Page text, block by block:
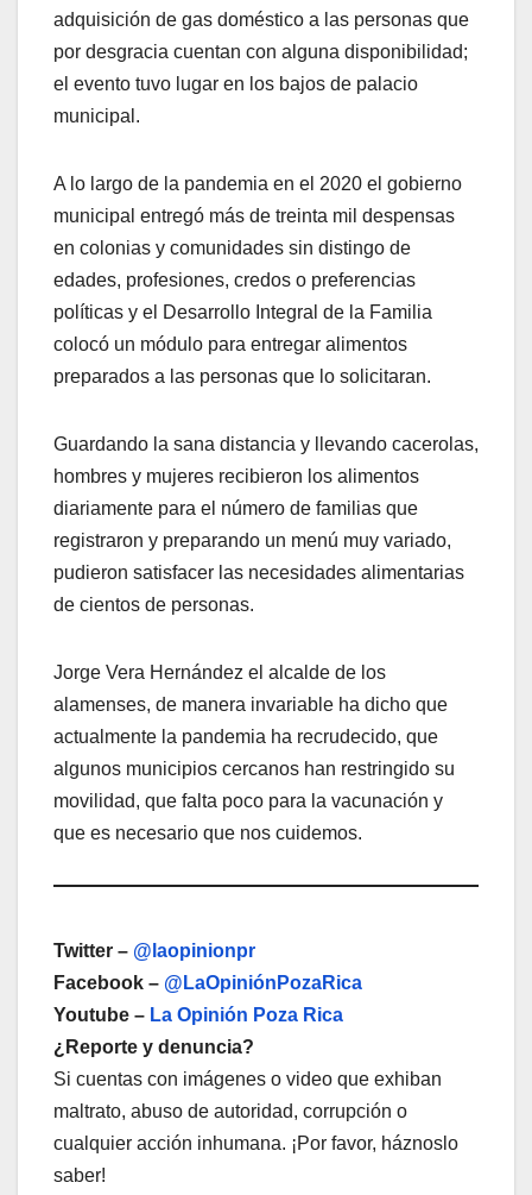
adquisición de gas doméstico a las personas que
por desgracia cuentan con alguna disponibilidad;
el evento tuvo lugar en los bajos de palacio
municipal.
A lo largo de la pandemia en el 2020 el gobierno
municipal entregó más de treinta mil despensas
en colonias y comunidades sin distingo de
edades, profesiones, credos o preferencias
políticas y el Desarrollo Integral de la Familia
colocó un módulo para entregar alimentos
preparados a las personas que lo solicitaran.
Guardando la sana distancia y llevando cacerolas,
hombres y mujeres recibieron los alimentos
diariamente para el número de familias que
registraron y preparando un menú muy variado,
pudieron satisfacer las necesidades alimentarias
de cientos de personas.
Jorge Vera Hernández el alcalde de los
alamenses, de manera invariable ha dicho que
actualmente la pandemia ha recrudecido, que
algunos municipios cercanos han restringido su
movilidad, que falta poco para la vacunación y
que es necesario que nos cuidemos.
Twitter – @laopinionpr
Facebook – @LaOpiniónPozaRica
Youtube – La Opinión Poza Rica
¿Reporte y denuncia?
Si cuentas con imágenes o video que exhiban
maltrato, abuso de autoridad, corrupción o
cualquier acción inhumana. ¡Por favor, háznoslo
saber!